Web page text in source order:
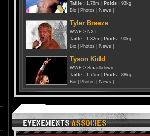
Taille : 1.78m | Poids : 93kg
Bio
Photos News
Tyler Breeze
WWE > NXT
Taille : 1.82m | Poids : 90kg
Bio
Photos News
Tyson Kidd
WWE > Smackdown
Taille : 1.75m | Poids : 88kg
Bio
Photos News